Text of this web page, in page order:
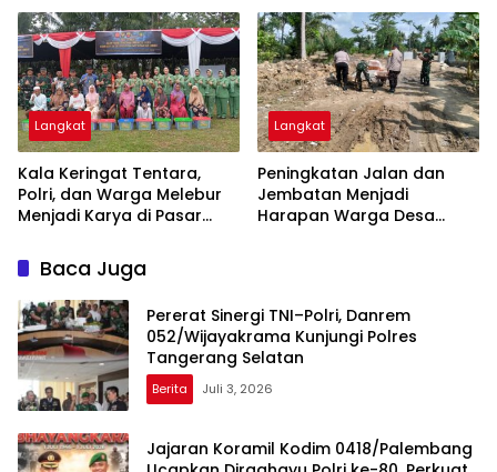
Sumsel
Malam Takbiran dan
Sholat Idul Adha 1447 H
Langkat
Kala Keringat Tentara,
Polri, dan Warga Melebur
Menjadi Karya di Pasar
Langkat
Peningkatan Jalan dan
Jembatan Menjadi
Harapan Warga Desa
Baca Juga
Pererat Sinergi TNI–Polri, Danrem
052/Wijayakrama Kunjungi Polres
Tangerang Selatan
Berita Juli 3, 2026
Jajaran Koramil Kodim 0418/Palembang